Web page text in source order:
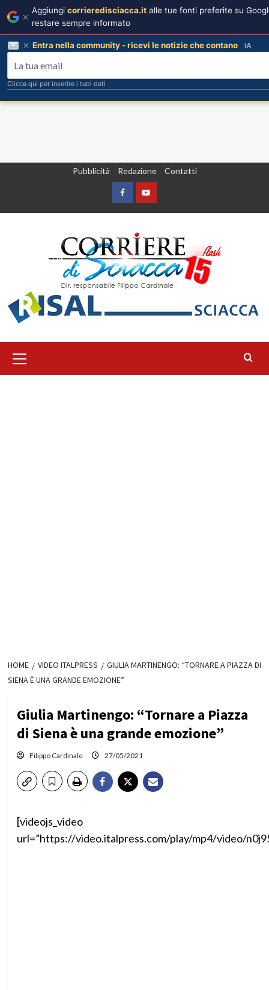
Pubblicità Redazione Contatti
FacebookYountube
principale
HOME VIDEO ITALPRESS
GIULIA MARTINENGO: “TORNARE A PIAZZA DI
SIENA È UNA GRANDE EMOZIONE”
Giulia Martinengo: “Tornare a Piazza
di Siena è una grande emozione”
Filippo Cardinale 27/05/2021
[videojs_video
url=”https://video.italpress.com/play/mp4/video/
Aggiungi corrieredisciacca.it alle tue fonti preferite su
restare sempre informato
Entra nella community - ricevi le notizie che contano IA
Clicca qui per inserire i tuoi dati